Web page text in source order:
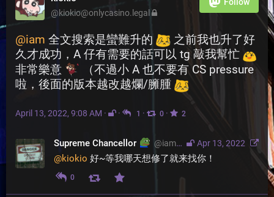
@kiokio@onlycasino.legal
@iam 全文搜索是蠻難升的
之前我也升了好
久才成功，A 仔有需要的話可以 tg 敲我幫忙
非常樂意
（不過小 A 也不要有 CS pressure
啦，後面的版本越改越爛/臃腫
April 13, 2022, 9:08 AM · · 1 · 0 · 2
Apr 13, 2022
Supreme Chancellor @iam@thesenate.cc
@kiokio 好~等我哪天想修了就来找你！
0